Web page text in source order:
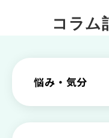
コラム
悩み・気分